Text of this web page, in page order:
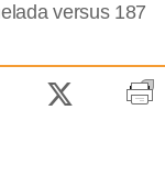
versus 187